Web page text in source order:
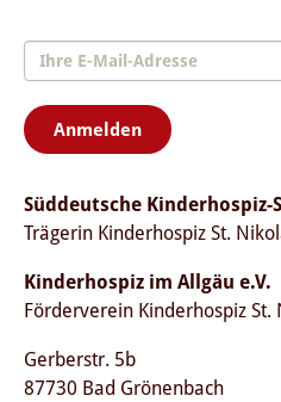
Anmelden
Süddeutsche
Trägerin Kinderhospiz St.
Kinderhospiz im Allgäu e.V.
Förderverein Kinderhospiz St.
Gerberstr. 5b
87730 Bad Grönenbach